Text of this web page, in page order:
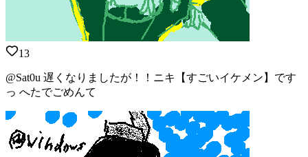
13
@Sat0u 遅くなりましたが！！ニキ【すごいイケメン】です
っ へたでごめんて